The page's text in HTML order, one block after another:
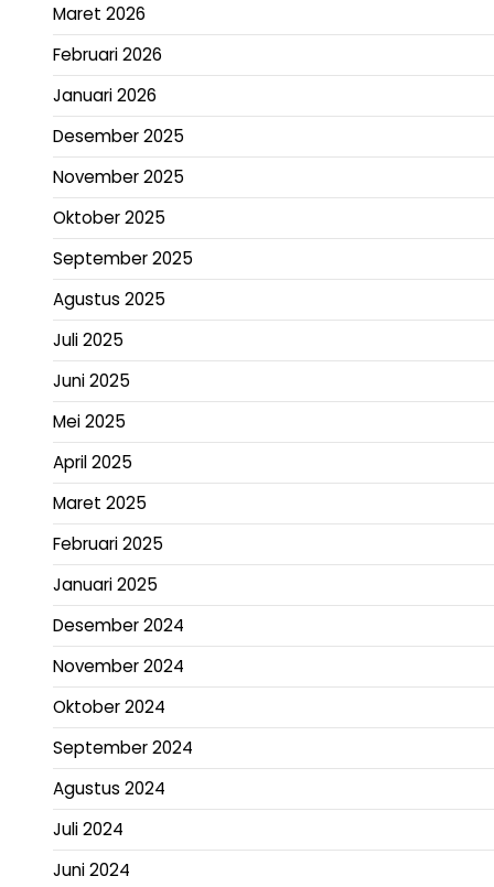
Maret 2026
Februari 2026
Januari 2026
Desember 2025
November 2025
Oktober 2025
September 2025
Agustus 2025
Juli 2025
Juni 2025
Mei 2025
April 2025
Maret 2025
Februari 2025
Januari 2025
Desember 2024
November 2024
Oktober 2024
September 2024
Agustus 2024
Juli 2024
Juni 2024